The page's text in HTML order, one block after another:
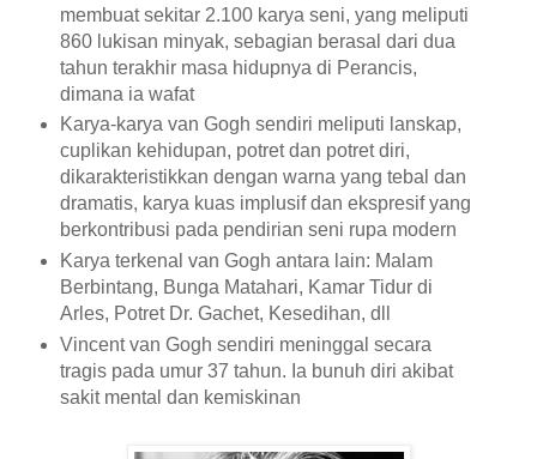
membuat sekitar 2.100 karya seni, yang meliputi
860 lukisan minyak, sebagian berasal dari dua
tahun terakhir masa hidupnya di Perancis,
dimana ia wafat
Karya-karya van Gogh sendiri meliputi lanskap,
cuplikan kehidupan, potret dan potret diri,
dikarakteristikkan dengan warna yang tebal dan
dramatis, karya kuas implusif dan ekspresif yang
berkontribusi pada pendirian seni rupa modern
Karya terkenal van Gogh antara lain: Malam
Berbintang, Bunga Matahari, Kamar Tidur di
Arles, Potret Dr. Gachet, Kesedihan, dll
Vincent van Gogh sendiri meninggal secara
tragis pada umur 37 tahun. Ia bunuh diri akibat
sakit mental dan kemiskinan